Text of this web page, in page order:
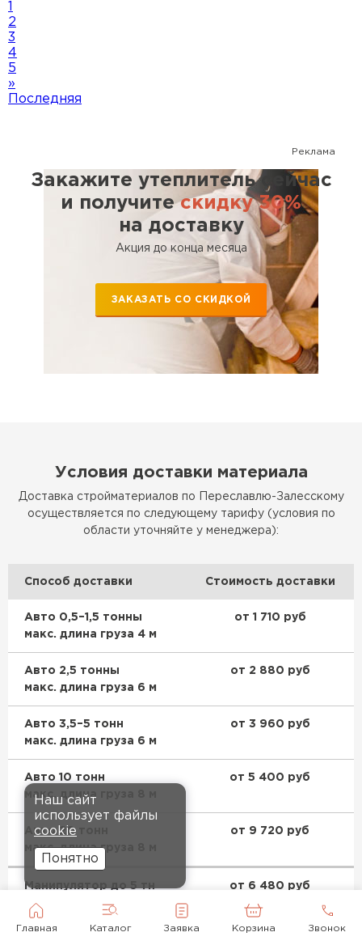
Главная Каталог Заявка Корзина Звонок
2
3
4
5
»
Последняя
Реклама
Закажите утеплитель сейчас
и получитескидку 30%
на доставку
Акция до конца месяца
ЗАКАЗАТЬ СО СКИДКОЙ
Условия доставки материала
Доставка стройматериалов по Переславлю-Залесскому
осуществляется по следующему тарифу (условия по
области уточняйте у менеджера):
Способ доставки Стоимость доставки
Авто 0,5–1,5 тонны
макс. длина груза 4 м
от 1 710 руб
Авто 2,5 тонны
макс. длина груза 6 м
от 2 880 руб
Авто 3,5–5 тонн
макс. длина груза 6 м
от 3 960 руб
Авто 10 тонн
макс. длина груза 8 м
от 5 400 руб
Авто 20 тонн
макс. длина груза 8 м
от 9 720 руб
Манипулятор до 5 тн
макс. длина груза 5 м
от 6 480 руб
Наш сайт
использует файлы
cookie
Понятно